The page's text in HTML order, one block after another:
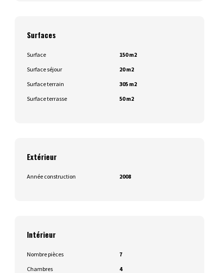
Surfaces
Surface
150 m2
Surface séjour
20 m2
Surface terrain
305 m2
Surface terrasse
50 m2
Extérieur
Année construction 2008
Intérieur
Nombre pièces
7
Chambres
4